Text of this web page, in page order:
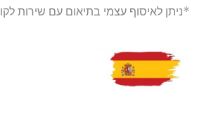
*ניתן לאיסוף עצמי בתיאום עם שירות